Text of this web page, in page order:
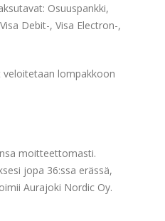
Osuuspankki,
Debit-, Visa Electron-,
veloitetaan lompakkoon
moitteettomasti.
jopa 36:ssa erässä,
Aurajoki Nordic Oy.